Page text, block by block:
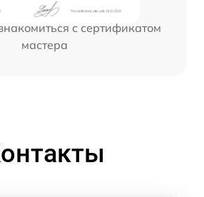
с сертификатом
мастера